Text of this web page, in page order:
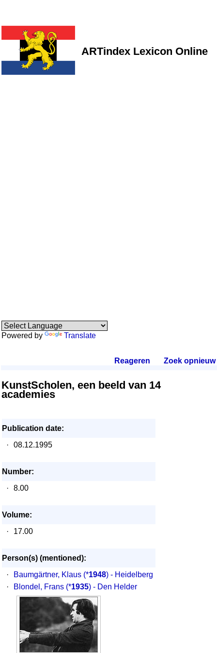
ARTindex Lexicon Online
Powered by Translate
Reageren Zoek opnieuw.
KunstScholen, een beeld van 14
academies
Publication date:
·
08.12.1995
Number:
·
8.00
Volume:
·
17.00
Person(s) (mentioned):
·
Baumgärtner, Klaus (*1948) - Heidelberg
·
Blondel, Frans (*1935) - Den Helder